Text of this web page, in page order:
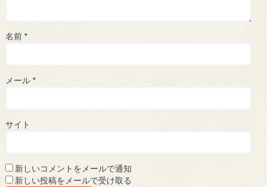
名前 *
メール *
サイト
新しいコメントをメールで通知
新しい投稿をメールで受け取る